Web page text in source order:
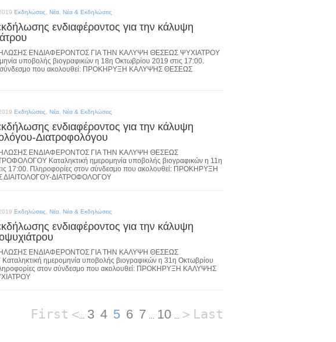
Εκδηλώσεις Νέα Νέα & Εκδηλώσεις
ενδιαφέροντος για την κάλυψη
ΕΝΔΙΑΦΕΡΟΝΤΟΣ ΓΙΑ ΤΗΝ ΚΑΛΥΨΗ ΘΕΣΕΩΣ ΨΥΧΙΑΤΡΟΥ
υποβολής βιογραφικών η 18η Οκτωβρίου 2019 στις 17:00.
σύνδεσμο που ακολουθεί: ΠΡΟΚΗΡΥΞΗ ΚΑΛΥΨΗΣ ΘΕΣΕΩΣ
Εκδηλώσεις Νέα Νέα & Εκδηλώσεις
ενδιαφέροντος για την κάλυψη
Διατροφολόγου
ΕΝΔΙΑΦΕΡΟΝΤΟΣ ΓΙΑ ΤΗΝ ΚΑΛΥΨΗ ΘΕΣΕΩΣ
Καταληκτική ημερομηνία υποβολής βιογραφικών η 11η
17:00. Πληροφορίες στον σύνδεσμο που ακολουθεί: ΠΡΟΚΗΡΥΞΗ
ΔΙΑΤΡΟΦΟΛΟΓΟΥ
Εκδηλώσεις Νέα Νέα & Εκδηλώσεις
ενδιαφέροντος για την κάλυψη
ΕΝΔΙΑΦΕΡΟΝΤΟΣ ΓΙΑ ΤΗΝ ΚΑΛΥΨΗ ΘΕΣΕΩΣ
ημερομηνία υποβολής βιογραφικών η 31η Οκτωβρίου
στον σύνδεσμο που ακολουθεί: ΠΡΟΚΗΡΥΞΗ ΚΑΛΥΨΗΣ
First <... 3 4 5 6 7 ... 10 ... > Last